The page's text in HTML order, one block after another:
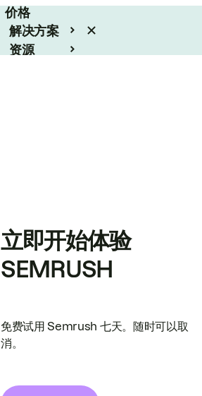
价格
解决方案
资源
立即开始体验
SEMRUSH
免费试用 Semrush 七天。随时可以取
消。